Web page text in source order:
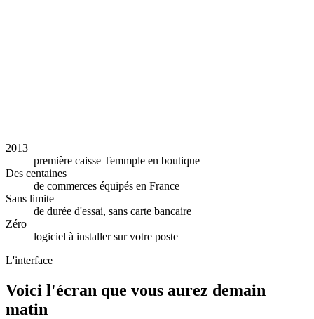
2013
première caisse Temmple en boutique
Des centaines
de commerces équipés en France
Sans limite
de durée d'essai, sans carte bancaire
Zéro
logiciel à installer sur votre poste
L'interface
Voici l'écran que vous aurez demain
matin